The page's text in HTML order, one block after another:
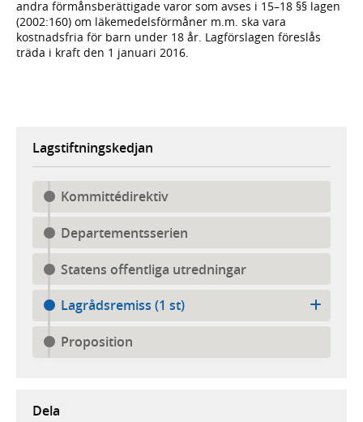
andra förmånsberättigade varor som avses i 15–18 §§ lagen
(2002:160) om läkemedelsförmåner m.m. ska vara
kostnadsfria för barn under 18 år. Lagförslagen föreslås
träda i kraft den 1 januari 2016.
Lagstiftningskedjan
Kommittédirektiv
Departementsserien
Statens offentliga utredningar
Lagrådsremiss (1 st)
Proposition
Dela